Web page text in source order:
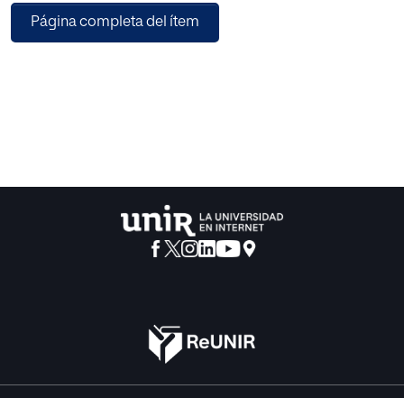
cualidades que estima imprescindibles en la relación
didáctica. Y la falta de esas cualidades o actitudes crea
Estudiaremos a continuación la figura del profesor en
relación con los alumnos, bajo un doble punto de vista: 1.
En su estricta función docente; y 2. En su actitud personal.
Página completa del ítem